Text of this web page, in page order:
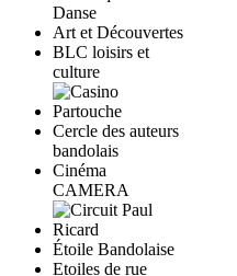
Danse
Art et Découvertes
BLC loisirs et
culture
Cercle des auteurs
bandolais
Cinéma
CAMERA
Étoile Bandolaise
Etoiles de rue